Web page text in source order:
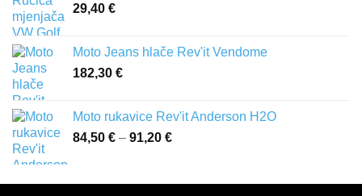
29,40 €
Moto Jeans hlače Rev'it Vendome
182,30 €
Moto rukavice Rev'it Anderson H2O
84,50 € – 91,20 €
84,50 €